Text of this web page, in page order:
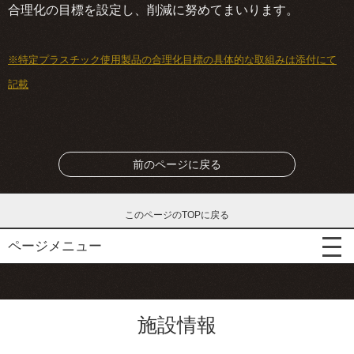
合理化の目標を設定し、削減に努めてまいります。
※特定プラスチック使用製品の合理化目標の具体的な取組みは添付にて
記載
前のページに戻る
このページのTOPに戻る
ページメニュー
施設情報